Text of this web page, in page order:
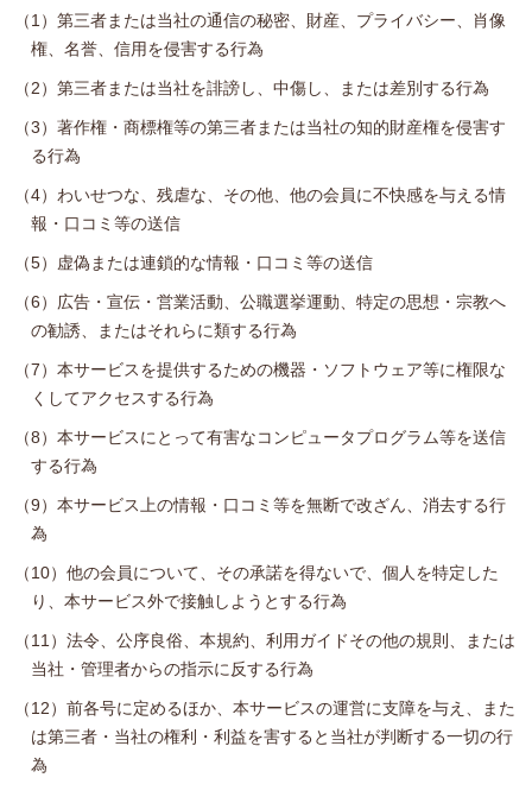
（1）第三者または当社の通信の秘密、財産、プライバシー、肖像
権、名誉、信用を侵害する行為
（2）第三者または当社を誹謗し、中傷し、または差別する行為
（3）著作権・商標権等の第三者または当社の知的財産権を侵害す
る行為
（4）わいせつな、残虐な、その他、他の会員に不快感を与える情
報・口コミ等の送信
（5）虚偽または連鎖的な情報・口コミ等の送信
（6）広告・宣伝・営業活動、公職選挙運動、特定の思想・宗教へ
の勧誘、またはそれらに類する行為
（7）本サービスを提供するための機器・ソフトウェア等に権限な
くしてアクセスする行為
（8）本サービスにとって有害なコンピュータプログラム等を送信
する行為
（9）本サービス上の情報・口コミ等を無断で改ざん、消去する行
為
（10）他の会員について、その承諾を得ないで、個人を特定した
り、本サービス外で接触しようとする行為
（11）法令、公序良俗、本規約、利用ガイドその他の規則、または
当社・管理者からの指示に反する行為
（12）前各号に定めるほか、本サービスの運営に支障を与え、また
は第三者・当社の権利・利益を害すると当社が判断する一切の行
為